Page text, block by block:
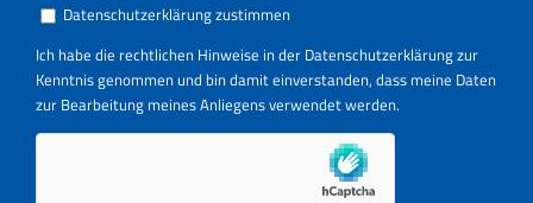
Datenschutzerklärung zustimmen
Ich habe die rechtlichen Hinweise in der Datenschutzerklärungzur
Kenntnis genommen und bin damit einverstanden, dass meine Daten
zur Bearbeitung meines Anliegens verwendet werden.